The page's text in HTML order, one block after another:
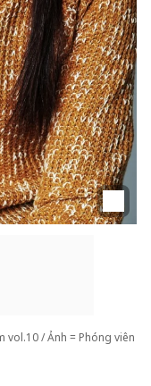
vol.10 / Ảnh = Phóng viên